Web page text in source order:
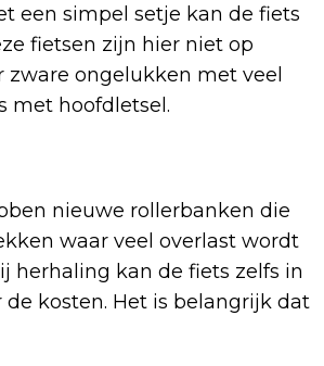
een simpel setje kan de fiets
fietsen zijn hier niet op
ongelukken met veel
met hoofdletsel.
nieuwe rollerbanken die
waar veel overlast wordt
herhaling kan de fiets zelfs in
kosten. Het is belangrijk dat